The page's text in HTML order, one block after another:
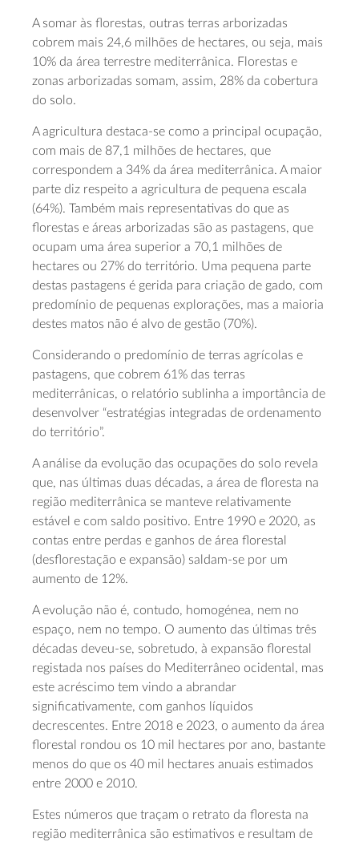
A somar às florestas, outras terras arborizadas
cobrem mais 24,6 milhões de hectares, ou seja, mais
10% da área terrestre mediterrânica. Florestas e
zonas arborizadas somam, assim, 28% da cobertura
do solo.
A agricultura destaca-se como a principal ocupação,
com mais de 87,1 milhões de hectares, que
correspondem a 34% da área mediterrânica. A maior
parte diz respeito a agricultura de pequena escala
(64%). Também mais representativas do que as
florestas e áreas arborizadas são as pastagens, que
ocupam uma área superior a 70,1 milhões de
hectares ou 27% do território. Uma pequena parte
destas pastagens é gerida para criação de gado, com
predomínio de pequenas explorações, mas a maioria
destes matos não é alvo de gestão (70%).
Considerando o predomínio de terras agrícolas e
pastagens, que cobrem 61% das terras
mediterrânicas, o relatório sublinha a importância de
desenvolver “estratégias integradas de ordenamento
do território”.
A análise da evolução das ocupações do solo revela
que, nas últimas duas décadas, a área de floresta na
região mediterrânica se manteve relativamente
estável e com saldo positivo. Entre 1990 e 2020, as
contas entre perdas e ganhos de área florestal
(desflorestação e expansão) saldam-se por um
aumento de 12%.
A evolução não é, contudo, homogénea, nem no
espaço, nem no tempo. O aumento das últimas três
décadas deveu-se, sobretudo, à expansão florestal
registada nos países do Mediterrâneo ocidental, mas
este acréscimo tem vindo a abrandar
significativamente, com ganhos líquidos
decrescentes. Entre 2018 e 2023, o aumento da área
florestal rondou os 10 mil hectares por ano, bastante
menos do que os 40 mil hectares anuais estimados
entre 2000 e 2010.
Estes números que traçam o retrato da floresta na
região mediterrânica são estimativos e resultam de